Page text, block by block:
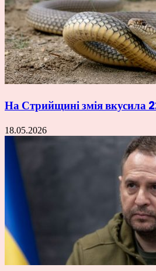
На Стрийщині змія вкусила
18.05.2026